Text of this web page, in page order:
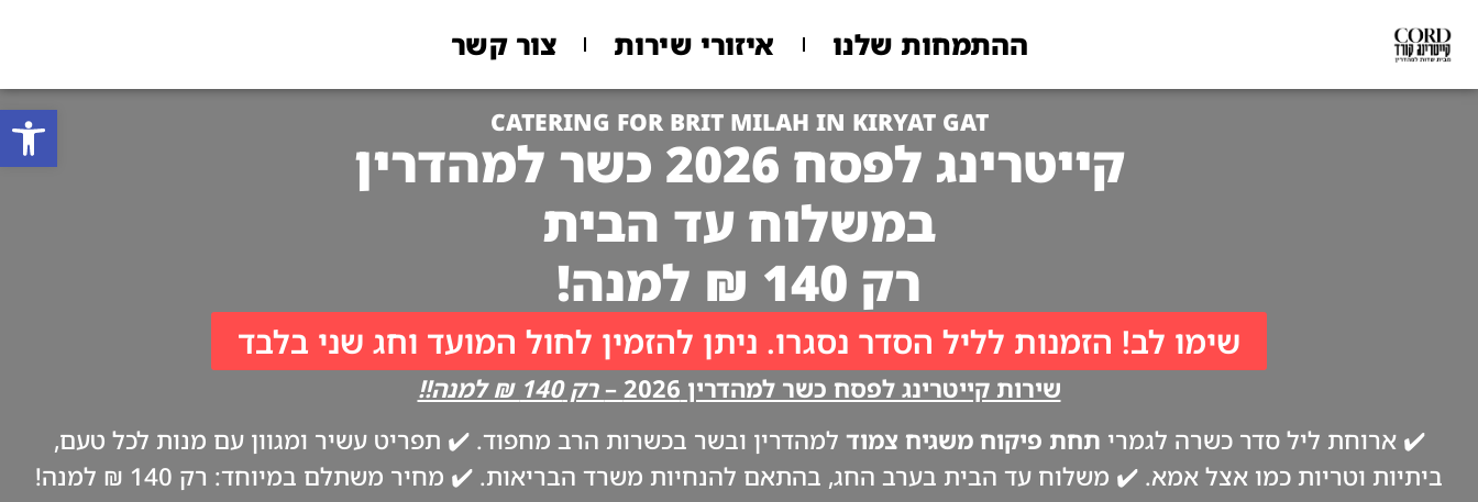
ההתמחות שלנו איזורי שירות צור קשר
CATERING FOR BRIT MILAH IN KIRYAT GAT
קייטרינג לפסח 2026 כשר למהדרין
במשלוח עד הבית
רק 140 ₪ למנה!
שימו לב! הזמנות לליל הסדר נסגרו. ניתן להזמין לחול המועד וחג שני בלבד
שירות קייטרינג לפסח כשר למהדרין 2026 –
רק 140 ₪ למנה!!
✔️ ארוחת ליל סדר כשרה לגמרי תחת פיקוח משגיח צמוד למהדרין ובשר בכשרות הרב מחפוד. ✔️ תפריט עשיר ומגוון עם מנות לכל טעם,
ביתיות וטריות כמו אצל אמא. ✔️ משלוח עד הבית בערב החג, בהתאם להנחיות משרד הבריאות. ✔️ מחיר משתלם במיוחד: רק 140 ₪ למנה!
פתח